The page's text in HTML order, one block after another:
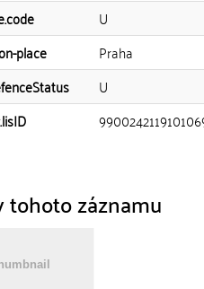
U
place
Praha
U
tohoto záznamu